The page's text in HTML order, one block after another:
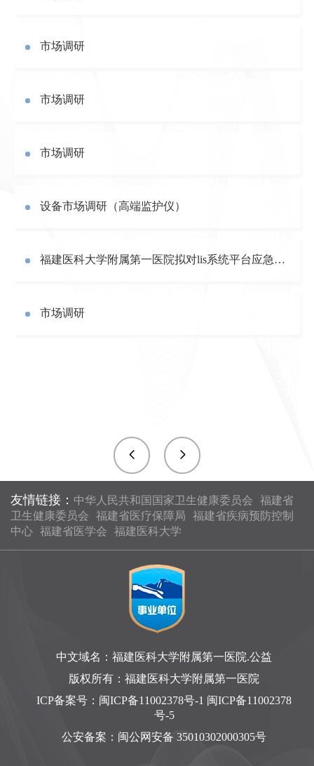
市场调研
市场调研
市场调研
设备市场调研（高端监护仪）
福建医科大学附属第一医院拟对lis系统平台应急功能模块项目
市场调研
友情链接： 中华人民共和国国家卫生健康委员会
福建省
卫生健康委员会
福建省医疗保障局
福建省疾病预防控制
中心 福建省医学会 福建医科大学
中文域名：福建医科大学附属第一医院.公益
版权所有：福建医科大学附属第一医院
ICP备案号： 闽ICP备11002378号-1 闽ICP备11002378
号-5
公安备案： 闽公网安备 35010302000305号